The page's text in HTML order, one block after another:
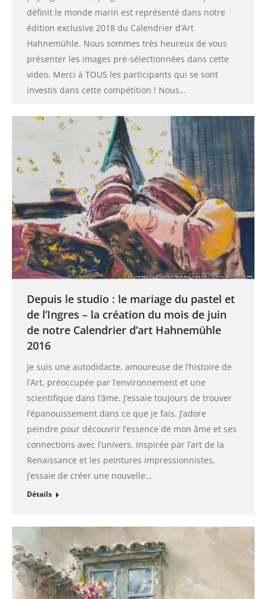
définit le monde marin est représenté dans notre
édition exclusive 2018 du Calendrier d’Art
Hahnemühle. Nous sommes très heureux de vous
présenter les images pré-sélectionnées dans cette
video. Merci à TOUS les participants qui se sont
investis dans cette compétition ! Nous…
Depuis le studio : le mariage du pastel et
de l’Ingres – la création du mois de juin
de notre Calendrier d’art Hahnemühle
2016
Je suis une autodidacte, amoureuse de l’histoire de
l’Art, préoccupée par l’environnement et une
scientifique dans l’âme. J’essaie toujours de trouver
l’épanouissement dans ce que je fais. J’adore
peindre pour découvrir l’essence de mon âme et ses
connections avec l’univers. Inspirée par l’art de la
Renaissance et les peintures impressionnistes,
j’essaie de créer une nouvelle…
Détails